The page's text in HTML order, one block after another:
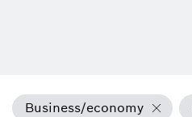
Business/economy